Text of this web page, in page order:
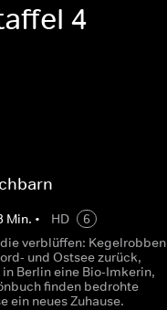
4
Min. • HD
6
verblüffen: Kegelrobben
und Ostsee zurück,
Berlin eine Bio-Imkerin,
finden bedrohte
ein neues Zuhause.